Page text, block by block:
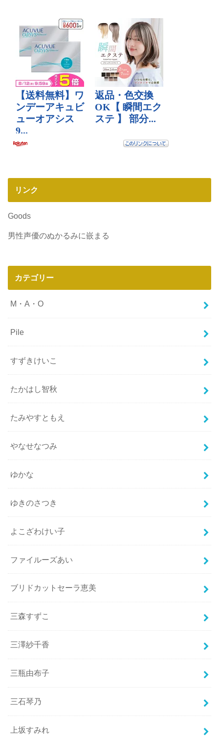
リンク
Goods
男性声優のぬかるみに嵌まる
カテゴリー
M・A・O
Pile
すずきけいこ
たかはし智秋
たみやすともえ
やなせなつみ
ゆかな
ゆきのさつき
よこざわけい子
ファイルーズあい
ブリドカットセーラ恵美
三森すずこ
三澤紗千香
三瓶由布子
三石琴乃
上坂すみれ